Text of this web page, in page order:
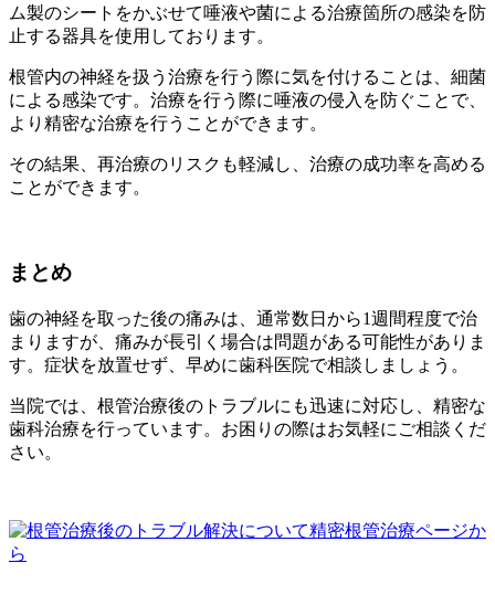
ム製のシートをかぶせて唾液や菌による治療箇所の感染を防
止する器具を使用しております。
根管内の神経を扱う治療を行う際に気を付けることは、細菌
による感染です。治療を行う際に唾液の侵入を防ぐことで、
より精密な治療を行うことができます。
その結果、再治療のリスクも軽減し、治療の成功率を高める
ことができます。
まとめ
歯の神経を取った後の痛みは、通常数日から1週間程度で治
まりますが、痛みが長引く場合は問題がある可能性がありま
す。症状を放置せず、早めに歯科医院で相談しましょう。
当院では、根管治療後のトラブルにも迅速に対応し、精密な
歯科治療を行っています。お困りの際はお気軽にご相談くだ
さい。